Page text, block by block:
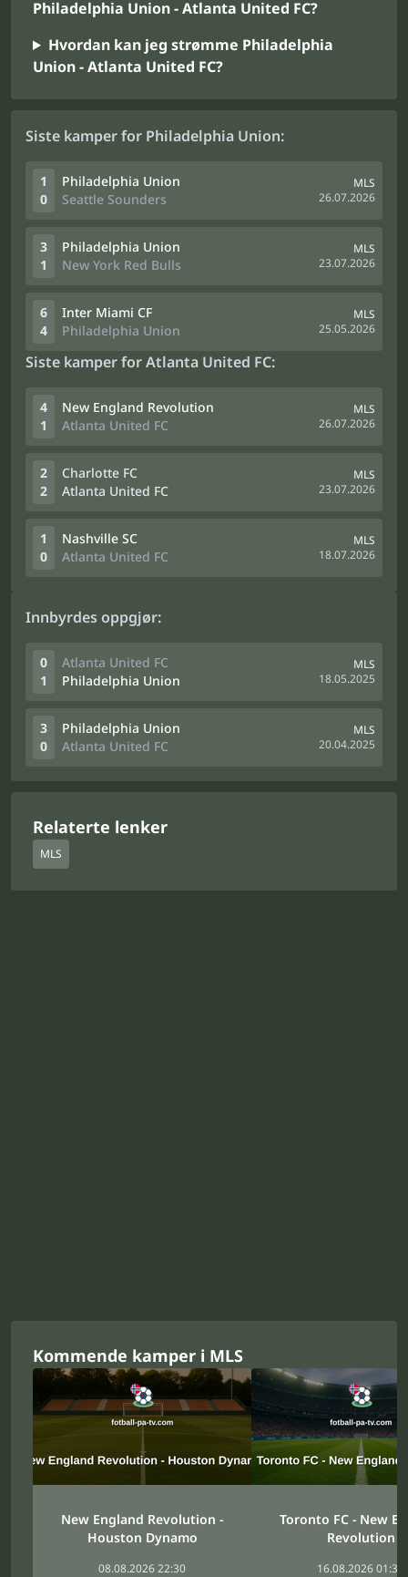
Philadelphia Union - Atlanta United FC?
Hvordan kan jeg strømme Philadelphia
Union - Atlanta United FC?
Siste kamper for Philadelphia Union:
1
0
Philadelphia Union
Seattle Sounders
MLS
26.07.2026
3
1
Philadelphia Union
New York Red Bulls
MLS
23.07.2026
6
4
Inter Miami CF
Philadelphia Union
MLS
25.05.2026
Siste kamper for Atlanta United FC:
4
1
New England Revolution
Atlanta United FC
MLS
26.07.2026
2
2
Charlotte FC
Atlanta United FC
MLS
23.07.2026
1
0
Nashville SC
Atlanta United FC
MLS
18.07.2026
Innbyrdes oppgjør:
0
1
Atlanta United FC
Philadelphia Union
MLS
18.05.2025
3
0
Philadelphia Union
Atlanta United FC
MLS
20.04.2025
Relaterte lenker
MLS
Kommende kamper i MLS
New England Revolution -
Houston Dynamo
08.08.2026 22:30
Toronto FC - New
Revolution
16.08.2026 01:30